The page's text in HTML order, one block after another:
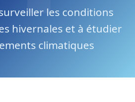
les conditions
hivernales et à étudier
climatiques